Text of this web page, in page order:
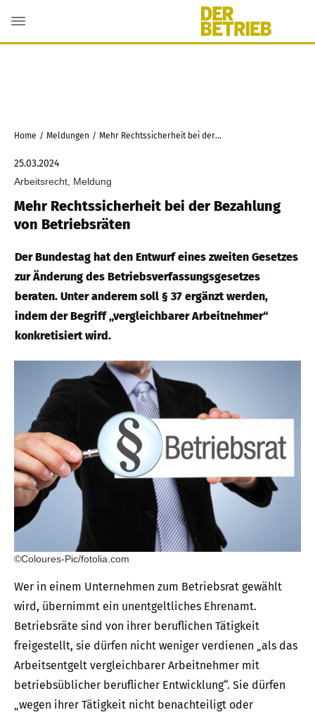
Home / Meldungen / Mehr Rechtssicherheit bei der Bezahlung von Betriebsräten
25.03.2024
Arbeitsrecht, Meldung
Mehr Rechtssicherheit bei der Bezahlung
von Betriebsräten
Der Bundestag hat den Entwurf eines zweiten Gesetzes
zur Änderung des Betriebsverfassungsgesetzes
beraten. Unter anderem soll § 37 ergänzt werden,
indem der Begriff „vergleichbarer Arbeitnehmer“
konkretisiert wird.
©Coloures-Pic/fotolia.com
Wer in einem Unternehmen zum Betriebsrat gewählt
wird, übernimmt ein unentgeltliches Ehrenamt.
Betriebsräte sind von ihrer beruflichen Tätigkeit
freigestellt, sie dürfen nicht weniger verdienen „als das
Arbeitsentgelt vergleichbarer Arbeitnehmer mit
betriebsüblicher beruflicher Entwicklung“. Sie dürfen
„wegen ihrer Tätigkeit nicht benachteiligt oder